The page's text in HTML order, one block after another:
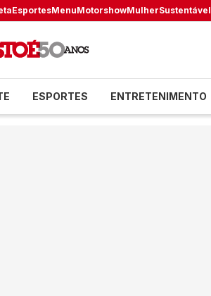
EsportesMenuMotorshowMulherSustentável
ESPORTES ENTRETENIMENTO